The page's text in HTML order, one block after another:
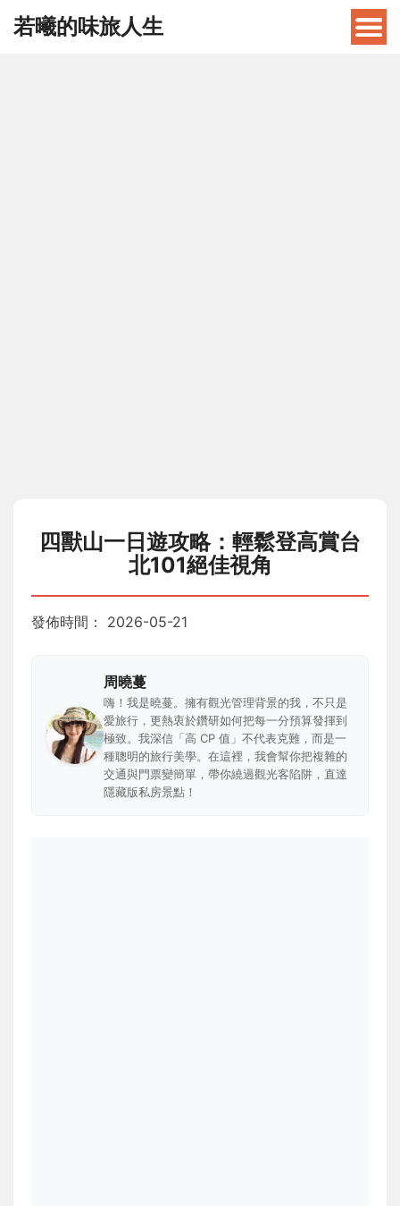
若曦的味旅人生
四獸山一日遊攻略：輕鬆登高賞台
北101絕佳視角
發佈時間： 2026-05-21
周曉蔓
嗨！我是曉蔓。擁有觀光管理背景的我，不只是
愛旅行，更熱衷於鑽研如何把每一分預算發揮到
極致。我深信「高 CP 值」不代表克難，而是一
種聰明的旅行美學。在這裡，我會幫你把複雜的
交通與門票變簡單，帶你繞過觀光客陷阱，直達
隱藏版私房景點！